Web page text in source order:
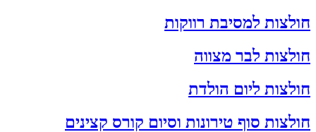
חולצות למסיבת רווקות
חולצות לבר מצווה
חולצות ליום הולדת
חולצות סוף טירונות וסיום קורס קצינים